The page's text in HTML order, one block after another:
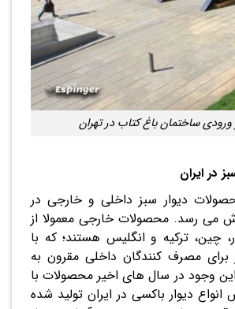
ورودی ساختمان باغ کتاب در تهران
در ایران
دیوار سبز داخلی و خارجی در
می رسد. محصولات خارجی معمولا از
چین، ترکیه و انگلیس هستند؛ که با
برای مصرف کنندگان داخلی مقرون به
وجود در سال های اخیر محصولات با
دیوار باکسی در ایران تولید شده